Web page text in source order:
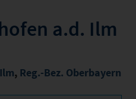
a.d. Ilm
, Reg.-Bez. Oberbayern